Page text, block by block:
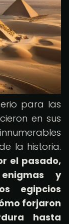
para las
en sus
la historia.
el pasado,
y
egipcios
forjaron
hasta